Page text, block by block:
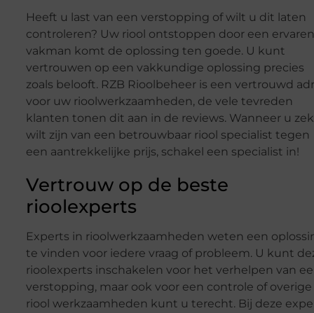
Heeft u last van een verstopping of wilt u dit laten
controleren? Uw riool ontstoppen door een ervaren
vakman komt de oplossing ten goede. U kunt
vertrouwen op een vakkundige oplossing precies
zoals belooft. RZB Rioolbeheer is een vertrouwd
voor uw rioolwerkzaamheden, de vele tevreden
klanten tonen dit aan in de reviews. Wanneer u
wilt zijn van een betrouwbaar riool specialist tegen
een aantrekkelijke prijs, schakel een specialist in!
Vertrouw op de beste
rioolexperts
Experts in rioolwerkzaamheden weten een
te vinden voor iedere vraag of probleem. U kunt
rioolexperts inschakelen voor het verhelpen van
verstopping, maar ook voor een controle of overige
riool werkzaamheden kunt u terecht. Bij deze